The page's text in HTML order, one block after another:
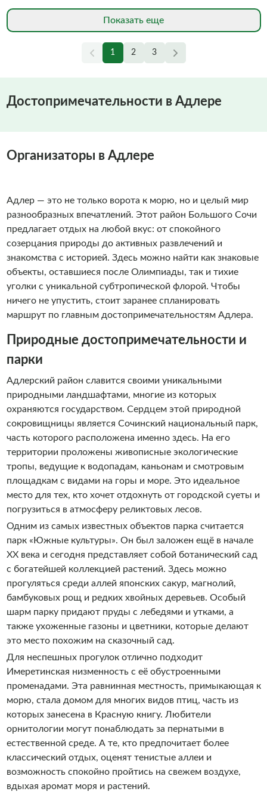
Показать еще
1 2 3
Достопримечательности в Адлере
Организаторы в Адлере
Адлер — это не только ворота к морю, но и целый мир
разнообразных впечатлений. Этот район Большого Сочи
предлагает отдых на любой вкус: от спокойного
созерцания природы до активных развлечений и
знакомства с историей. Здесь можно найти как знаковые
объекты, оставшиеся после Олимпиады, так и тихие
уголки с уникальной субтропической флорой. Чтобы
ничего не упустить, стоит заранее спланировать
маршрут по главным достопримечательностям Адлера.
Природные достопримечательности и
парки
Адлерский район славится своими уникальными
природными ландшафтами, многие из которых
охраняются государством. Сердцем этой природной
сокровищницы является Сочинский национальный парк,
часть которого расположена именно здесь. На его
территории проложены живописные экологические
тропы, ведущие к водопадам, каньонам и смотровым
площадкам с видами на горы и море. Это идеальное
место для тех, кто хочет отдохнуть от городской суеты и
погрузиться в атмосферу реликтовых лесов.
Одним из самых известных объектов парка считается
парк «Южные культуры». Он был заложен ещё в начале
XX века и сегодня представляет собой ботанический сад
с богатейшей коллекцией растений. Здесь можно
прогуляться среди аллей японских сакур, магнолий,
бамбуковых рощ и редких хвойных деревьев. Особый
шарм парку придают пруды с лебедями и утками, а
также ухоженные газоны и цветники, которые делают
это место похожим на сказочный сад.
Для неспешных прогулок отлично подходит
Имеретинская низменность с её обустроенными
променадами. Эта равнинная местность, примыкающая к
морю, стала домом для многих видов птиц, часть из
которых занесена в Красную книгу. Любители
орнитологии могут понаблюдать за пернатыми в
естественной среде. А те, кто предпочитает более
классический отдых, оценят тенистые аллеи и
возможность спокойно пройтись на свежем воздухе,
вдыхая аромат моря и растений.